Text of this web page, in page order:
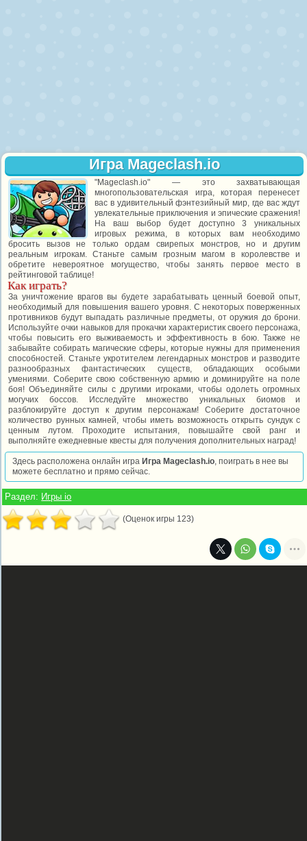
Игра Mageclash.io
"Mageclash.io" — это захватывающая
многопользовательская игра, которая перенесет
вас в удивительный фэнтезийный мир, где вас ждут
увлекательные приключения и эпические сражения!
На ваш выбор будет доступно 3 уникальных
игровых режима, в которых вам необходимо
бросить вызов не только ордам свирепых монстров, но и другим
реальным игрокам. Станьте самым грозным магом в королевстве и
обретите невероятное могущество, чтобы занять первое место в
рейтинговой таблице!
Как играть?
За уничтожение врагов вы будете зарабатывать ценный боевой опыт,
необходимый для повышения вашего уровня. С некоторых поверженных
противников будут выпадать различные предметы, от оружия до брони.
Используйте очки навыков для прокачки характеристик своего персонажа,
чтобы повысить его выживаемость и эффективность в бою. Также не
забывайте собирать магические сферы, которые нужны для применения
способностей. Станьте укротителем легендарных монстров и разводите
разнообразных фантастических существ, обладающих особыми
умениями. Соберите свою собственную армию и доминируйте на поле
боя! Объединяйте силы с другими игроками, чтобы одолеть огромных
могучих боссов. Исследуйте множество уникальных биомов и
разблокируйте доступ к другим персонажам! Соберите достаточное
количество рунных камней, чтобы иметь возможность открыть сундук с
ценным лутом. Проходите испытания, повышайте свой ранг и
выполняйте ежедневные квесты для получения дополнительных наград!
Здесь расположена онлайн игра Игра Mageclash.io, поиграть в нее вы
можете бесплатно и прямо сейчас.
Раздел: Игры io
(Оценок игры 123)